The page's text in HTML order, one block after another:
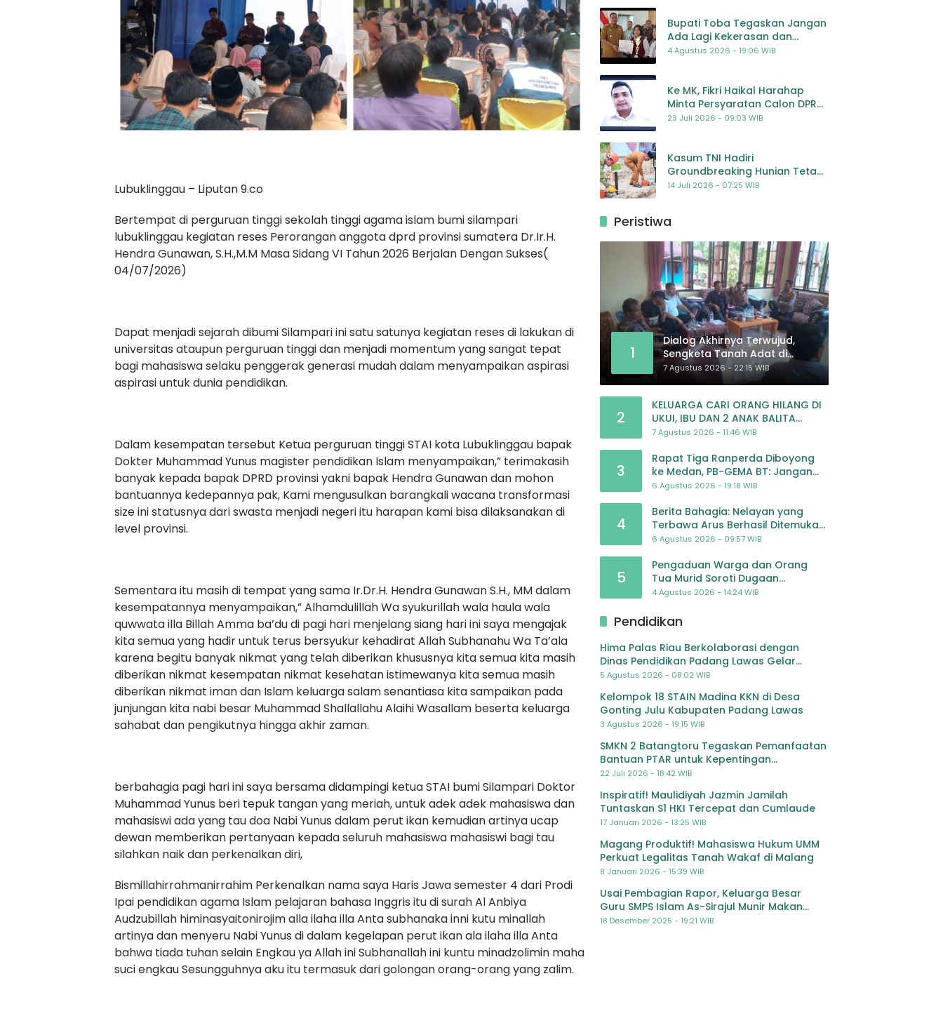
Lubuklinggau – Liputan 9.co
Bertempat di perguruan tinggi sekolah tinggi agama islam bumi silampari
lubuklinggau kegiatan reses Perorangan anggota dprd provinsi sumatera Dr.Ir.H.
Hendra Gunawan, S.H.,M.M Masa Sidang VI Tahun 2026 Berjalan Dengan Sukses(
04/07/2026)
Dapat menjadi sejarah dibumi Silampari ini satu satunya kegiatan reses di lakukan di
universitas ataupun perguruan tinggi dan menjadi momentum yang sangat tepat
bagi mahasiswa selaku penggerak generasi mudah dalam menyampaikan aspirasi
aspirasi untuk dunia pendidikan.
Dalam kesempatan tersebut Ketua perguruan tinggi STAI kota Lubuklinggau bapak
Dokter Muhammad Yunus magister pendidikan Islam menyampaikan,” terimakasih
banyak kepada bapak DPRD provinsi yakni bapak Hendra Gunawan dan mohon
bantuannya kedepannya pak, Kami mengusulkan barangkali wacana transformasi
size ini statusnya dari swasta menjadi negeri itu harapan kami bisa dilaksanakan di
level provinsi.
Sementara itu masih di tempat yang sama Ir.Dr.H. Hendra Gunawan S.H., MM dalam
kesempatannya menyampaikan,” Alhamdulillah Wa syukurillah wala haula wala
quwwata illa Billah Amma ba’du di pagi hari menjelang siang hari ini saya mengajak
kita semua yang hadir untuk terus bersyukur kehadirat Allah Subhanahu Wa Ta’ala
karena begitu banyak nikmat yang telah diberikan khususnya kita semua kita masih
diberikan nikmat kesempatan nikmat kesehatan istimewanya kita semua masih
diberikan nikmat iman dan Islam keluarga salam senantiasa kita sampaikan pada
junjungan kita nabi besar Muhammad Shallallahu Alaihi Wasallam beserta keluarga
sahabat dan pengikutnya hingga akhir zaman.
berbahagia pagi hari ini saya bersama didampingi ketua STAI bumi Silampari Doktor
Muhammad Yunus beri tepuk tangan yang meriah, untuk adek adek mahasiswa dan
mahasiswi ada yang tau doa Nabi Yunus dalam perut ikan kemudian artinya ucap
dewan memberikan pertanyaan kepada seluruh mahasiswa mahasiswi bagi tau
silahkan naik dan perkenalkan diri,
Bismillahirrahmanirrahim Perkenalkan nama saya Haris Jawa semester 4 dari Prodi
Ipai pendidikan agama Islam pelajaran bahasa Inggris itu di surah Al Anbiya
Audzubillah himinasyaitonirojim alla ilaha illa Anta subhanaka inni kutu minallah
artinya dan menyeru Nabi Yunus di dalam kegelapan perut ikan ala ilaha illa Anta
bahwa tiada tuhan selain Engkau ya Allah ini Subhanallah ini kuntu minadzolimin maha
suci engkau Sesungguhnya aku itu termasuk dari golongan orang-orang yang zalim.
Bupati Toba Tegaskan Jangan
Ada Lagi Kekerasan dan
Bullying Terhadap Anak,
4 Agustus 2026 - 19:06 WIB
Ke MK, Fikri Haikal Harahap
Minta Persyaratan Calon DPR
Dilengkapi Penilaian
23 Juli 2026 - 09:03 WIB
Kasum TNI Hadiri
Groundbreaking Hunian Tetap
Pascabencana di
14 Juli 2026 - 07:25 WIB
Peristiwa
1
Dialog Akhirnya Terwujud,
Sengketa Tanah Adat di
Lingkar Proyek Strategis
Nasional Memasuki Babak
7 Agustus 2026 - 22:15 WIB
2
KELUARGA CARI ORANG HILANG DI
UKUI, IBU DAN 2 ANAK BALITA
BELUM PULANG SEJAK 20 JULI 2026
7 Agustus 2026 - 11:46 WIB
3
Rapat Tiga Ranperda Diboyong
ke Medan, PB-GEMA BT: Jangan
Jadikan APBD Ladang
6 Agustus 2026 - 19:18 WIB
4
Berita Bahagia: Nelayan yang
Terbawa Arus Berhasil Ditemukan
Dalam Keadaan Selamat
6 Agustus 2026 - 09:57 WIB
5
Pengaduan Warga dan Orang
Tua Murid Soroti Dugaan
Pengelolaan Dana BOP PAUD di TK
4 Agustus 2026 - 14:24 WIB
Pendidikan
Hima Palas Riau Berkolaborasi dengan
Dinas Pendidikan Padang Lawas Gelar
Pelatihan OSIS SMP se-Kabupaten Padang
5 Agustus 2026 - 08:02 WIB
Kelompok 18 STAIN Madina KKN di Desa
Gonting Julu Kabupaten Padang Lawas
3 Agustus 2026 - 19:15 WIB
SMKN 2 Batangtoru Tegaskan Pemanfaatan
Bantuan PTAR untuk Kepentingan
Pendidikan
22 Juli 2026 - 18:42 WIB
Inspiratif! Maulidiyah Jazmin Jamilah
Tuntaskan S1 HKI Tercepat dan Cumlaude
17 Januari 2026 - 13:25 WIB
Magang Produktif! Mahasiswa Hukum UMM
Perkuat Legalitas Tanah Wakaf di Malang
8 Januari 2026 - 15:39 WIB
Usai Pembagian Rapor, Keluarga Besar
Guru SMPS Islam As-Sirajul Munir Makan
Bersama Sambut Libur Awal Semester
18 Desember 2025 - 19:21 WIB